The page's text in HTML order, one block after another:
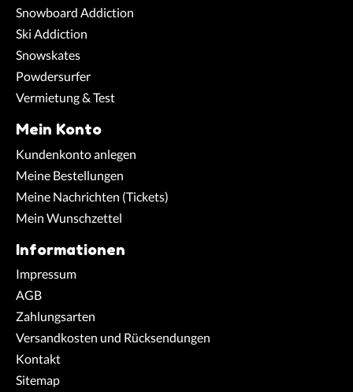
Snowboard Addiction
Ski Addiction
Snowskates
Powdersurfer
Vermietung & Test
Mein Konto
Kundenkonto anlegen
Meine Bestellungen
Meine Nachrichten (Tickets)
Mein Wunschzettel
Informationen
Impressum
AGB
Zahlungsarten
Versandkosten und Rücksendungen
Kontakt
Sitemap